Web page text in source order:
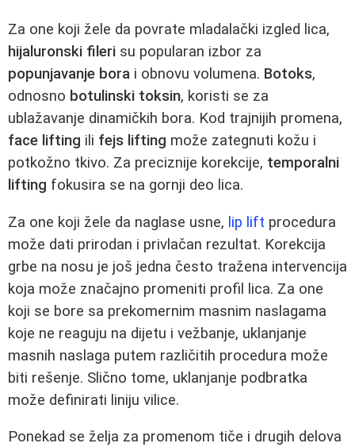
Za one koji žele da povrate mladalački izgled lica,
hijaluronski fileri su popularan izbor za
popunjavanje bora i obnovu volumena. Botoks,
odnosno botulinski toksin, koristi se za
ublažavanje dinamičkih bora. Kod trajnijih promena,
face lifting ili fejs lifting može zategnuti kožu i
potkožno tkivo. Za preciznije korekcije, temporalni
lifting fokusira se na gornji deo lica.
Za one koji žele da naglase usne, lip lift procedura
može dati prirodan i privlačan rezultat. Korekcija
grbe na nosu je još jedna često tražena intervencija
koja može značajno promeniti profil lica. Za one
koji se bore sa prekomernim masnim naslagama
koje ne reaguju na dijetu i vežbanje, uklanjanje
masnih naslaga putem različitih procedura može
biti rešenje. Slično tome, uklanjanje podbratka
može definirati liniju vilice.
Ponekad se želja za promenom tiče i drugih delova